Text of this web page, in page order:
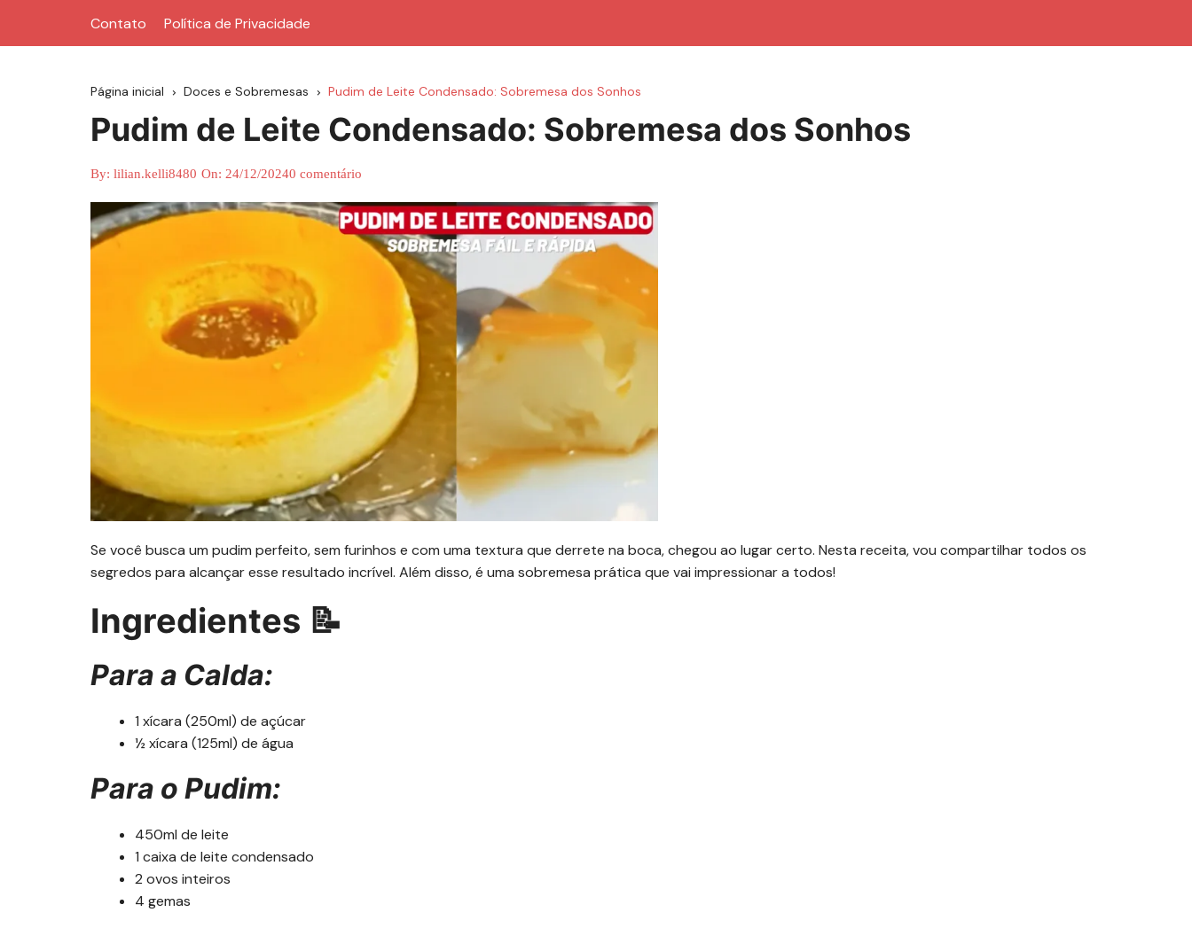
Contato Política de Privacidade
Página inicial Doces e Sobremesas Pudim de Leite Condensado: Sobremesa dos Sonhos
Pudim de Leite Condensado: Sobremesa dos Sonhos
By: lilian.kelli8480 On: 24/12/20240 comentário
Se você busca um pudim perfeito, sem furinhos e com uma textura que derrete na boca, chegou ao lugar certo. Nesta receita, vou compartilhar todos os
segredos para alcançar esse resultado incrível. Além disso, é uma sobremesa prática que vai impressionar a todos!
Ingredientes 📝
Para a Calda:
1 xícara (250ml) de açúcar
½ xícara (125ml) de água
Para o Pudim:
450ml de leite
1 caixa de leite condensado
2 ovos inteiros
4 gemas